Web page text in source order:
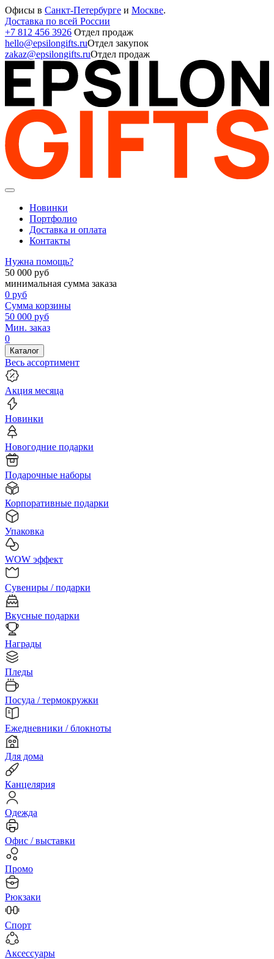
Офисы в Санкт-Петербурге и Москве.
Доставка по всей России
+7 812 456 3926 Отдел продаж
hello@epsilongifts.ruОтдел закупок
zakaz@epsilongifts.ruОтдел продаж
Новинки
Портфолио
Доставка и оплата
Контакты
Нужна помощь?
50 000 руб
минимальная сумма заказа
0 руб
Сумма корзины
50 000 руб
Мин. заказ
0
Каталог
Весь ассортимент
Акция месяца
Новинки
Новогодние подарки
Подарочные наборы
Корпоративные подарки
Упаковка
WOW эффект
Сувениры / подарки
Вкусные подарки
Награды
Пледы
Посуда / термокружки
Ежедневники / блокноты
Для дома
Канцелярия
Одежда
Офис / выставки
Промо
Рюкзаки
Спорт
Аксессуары